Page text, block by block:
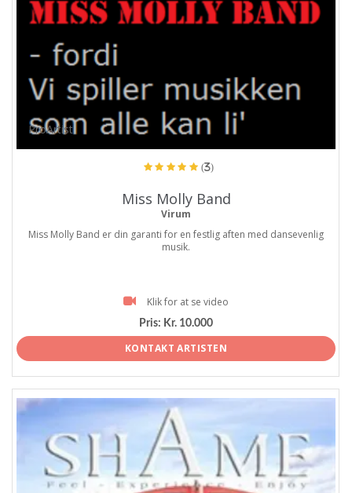
ProArtist
(3)
Miss Molly Band
Virum
Miss Molly Band er din garanti for en festlig aften med dansevenlig
musik.
Klik for at se video
Pris: Kr. 10.000
KONTAKT ARTISTEN